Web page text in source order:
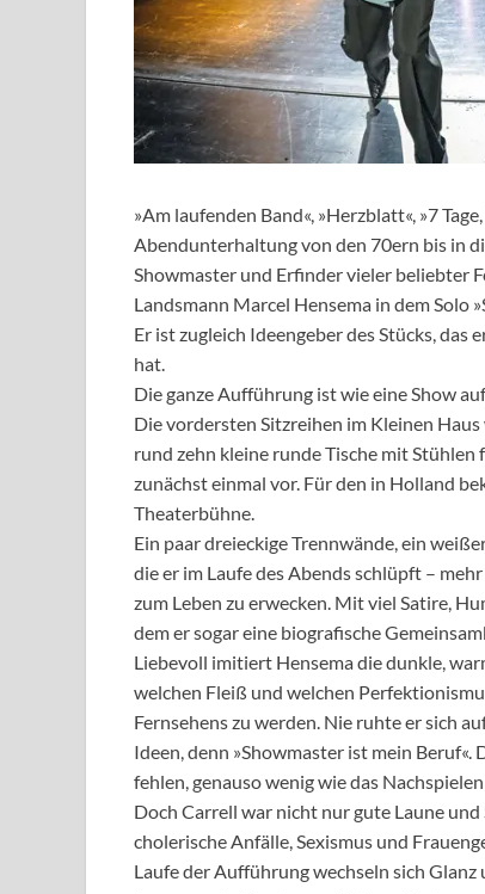
»Am laufenden Band«, »Herzblatt«, »7
Abendunterhaltung von den 70ern bis in
Showmaster und Erfinder vieler beliebter
Landsmann Marcel Hensema in dem Solo
Er ist zugleich Ideengeber des Stücks,
hat.
Die ganze Aufführung ist wie eine Show
Die vordersten Sitzreihen im Kleinen
rund zehn kleine runde Tische mit
zunächst einmal vor. Für den in Holland
Theaterbühne.
Ein paar dreieckige Trennwände, ein
die er im Laufe des Abends schlüpft –
zum Leben zu erwecken. Mit viel Satire,
dem er sogar eine biografische
Liebevoll imitiert Hensema die dunkle,
welchen Fleiß und welchen
Fernsehens zu werden. Nie ruhte er sich
Ideen, denn »Showmaster ist mein
fehlen, genauso wenig wie das
Doch Carrell war nicht nur gute Laune
cholerische Anfälle, Sexismus und
Laufe der Aufführung wechseln sich